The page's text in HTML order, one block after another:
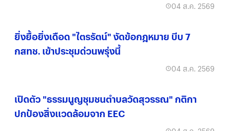
04 ส.ค. 2569
ยิ่งยื้อยิ่งเดือด "ไตรรัตน์" งัดข้อกฎหมาย บีบ 7
กสทช. เข้าประชุมด่วนพรุ่งนี้
04 ส.ค. 2569
เปิดตัว "ธรรมนูญชุมชนตำบลวัดสุวรรณ" กติกา
ปกป้องสิ่งแวดล้อมจาก EEC